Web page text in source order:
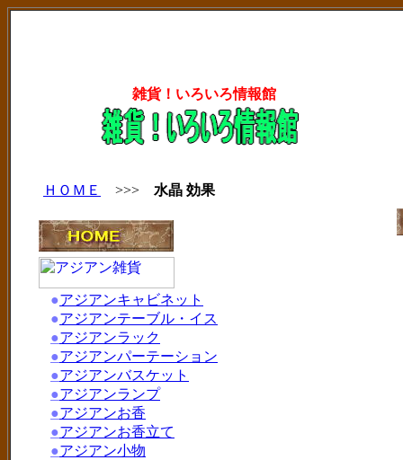
雑貨！いろいろ情報館
ＨＯＭＥ >>> 水晶 効果
●アジアンキャビネット
●アジアンテーブル・イス
●アジアンラック
●アジアンパーテーション
●アジアンバスケット
●アジアンランプ
●アジアンお香
●アジアンお香立て
●アジアン小物